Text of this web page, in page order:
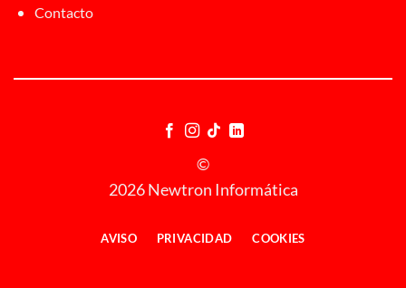
Contacto
©
2026 Newtron Informática
AVISO PRIVACIDAD COOKIES